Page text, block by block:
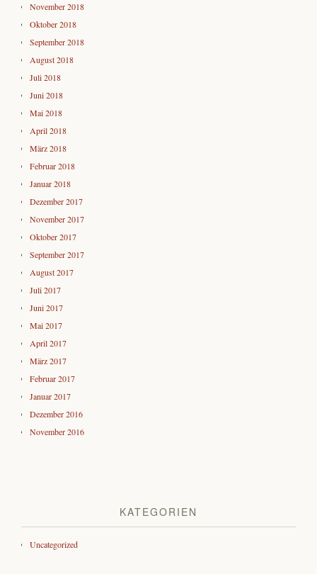
November 2018
Oktober 2018
September 2018
August 2018
Juli 2018
Juni 2018
Mai 2018
April 2018
März 2018
Februar 2018
Januar 2018
Dezember 2017
November 2017
Oktober 2017
September 2017
August 2017
Juli 2017
Juni 2017
Mai 2017
April 2017
März 2017
Februar 2017
Januar 2017
Dezember 2016
November 2016
KATEGORIEN
Uncategorized